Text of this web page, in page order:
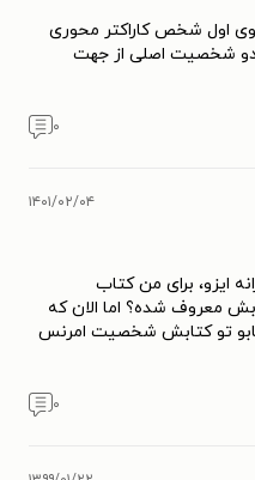
اول شخص کاراکتر محوری
شخصیت اصلی از جهت
۰
۱۴۰۱/۰۲/۰۴
ایزو، برای من کتاب
معروف شده؟ اما الان که
تو کتابش شخصیت امرنس
۰